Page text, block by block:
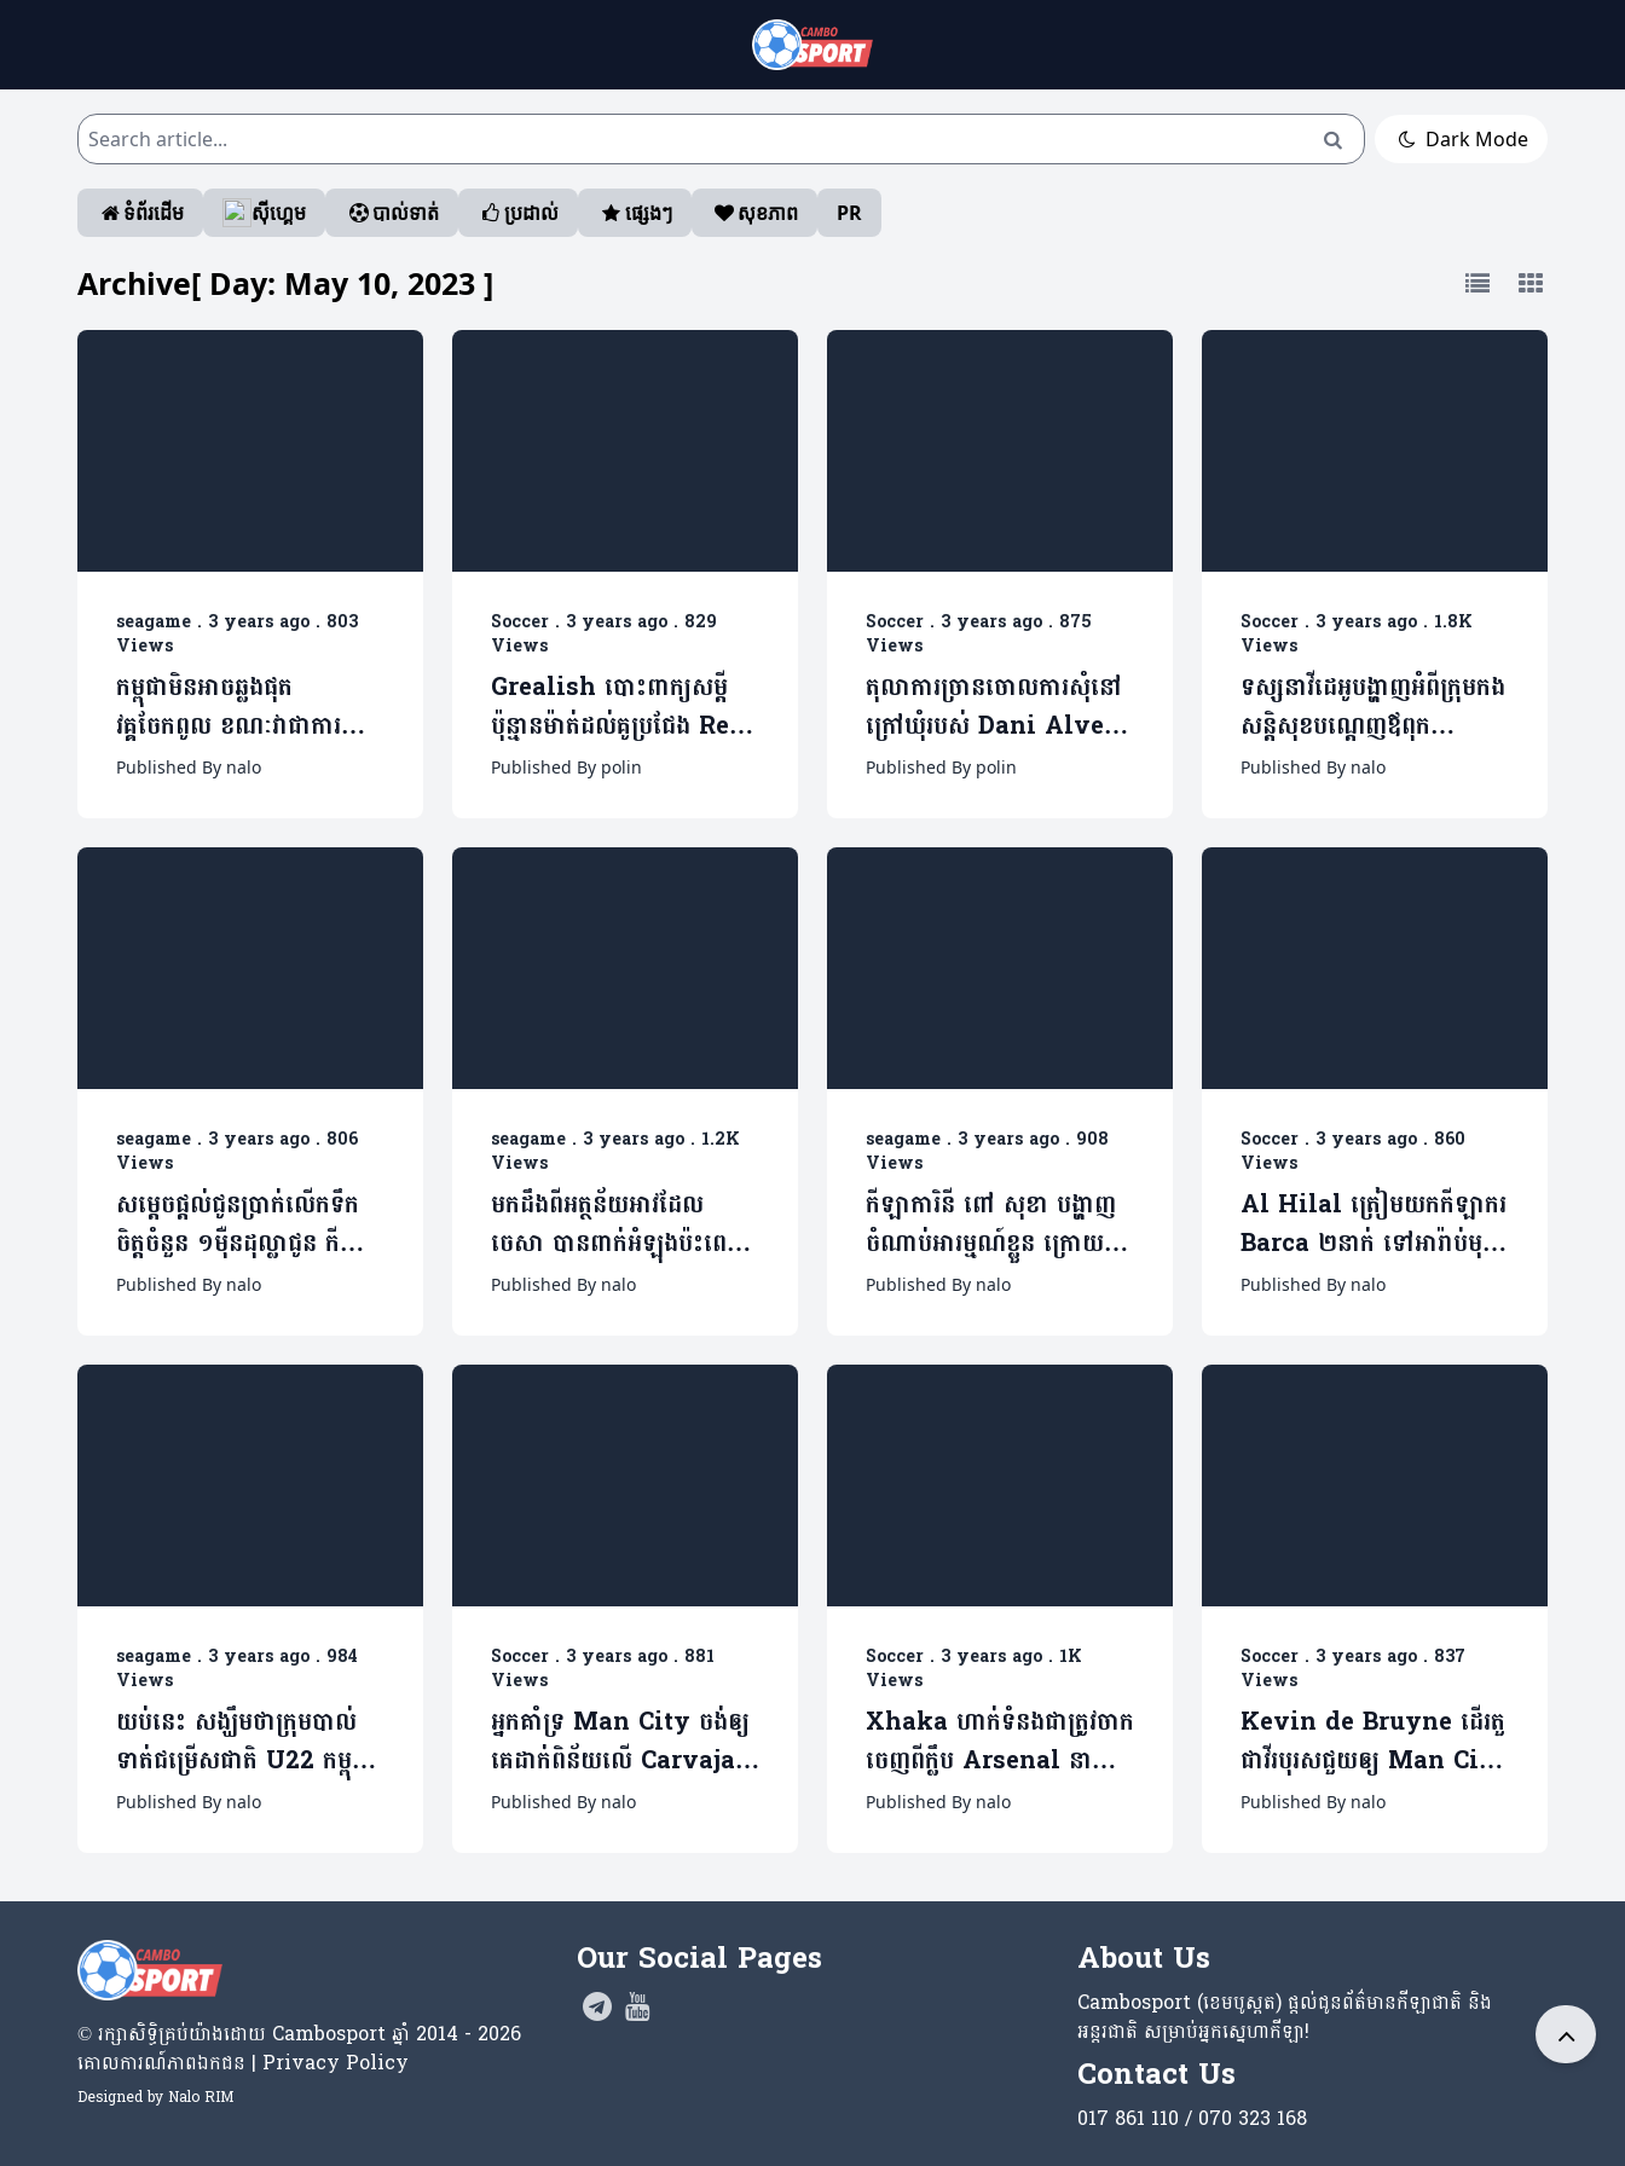
Dark Mode
ទំព័រដើម ស៊ីហ្គេម បាល់ទាត់ ប្រដាល់ ផ្សេងៗ សុខភាព PR
Archive[ Day: May 10, 2023 ]
seagame . 3 years ago . 803
Views
កម្ពុជាមិនអាចឆ្លងផុត
វគ្គចែកពូល ខណៈវាជាការ
ប្រកួតលើកចុងក្រោយរបស់
(មានវីដេអូ)
Published By nalo
Soccer . 3 years ago . 829
Views
Grealish បោះពាក្យសម្តី
ប៉ុន្មានម៉ាត់ដល់គូប្រជែង Real
Madrid មុនជំនួបជើងទីពីរ
Published By polin
Soccer . 3 years ago . 875
Views
តុលាការច្រានចោលការសុំនៅ
ក្រៅឃុំរបស់ Dani Alves
ជាលើកទីពីរ(មានវីដេអូ)
Published By polin
Soccer . 3 years ago . 1.8K
Views
ទស្សនាវីដេអូបង្ហាញអំពីក្រុមកង
សន្តិសុខបណ្តេញឪពុក
Haaland ចេញពីបន្ទប់
Published By nalo
seagame . 3 years ago . 806
Views
សម្តេចផ្តល់ជូនប្រាក់លើកទឹក
ចិត្តចំនួន ១មុឺនដុល្លាជូន កីឡា
ការិនី ប៊ូ សំណាង
Published By nalo
seagame . 3 years ago . 1.2K
Views
មកដឹងពីអត្ថន័យអាវដែល
ចេសា បានពាក់អំឡុងប៉ះពេល
ប្រកួតយកមេដាយមាស
Published By nalo
seagame . 3 years ago . 908
Views
កីឡាការិនី ពៅ សុខា បង្ហាញ
ចំណាប់អារម្មណ៍ខ្លួន ក្រោយ
ឈ្នះមេដាយ៥ម្នាក់ឯងនៅស៊ី
Published By nalo
Soccer . 3 years ago . 860
Views
Al Hilal ត្រៀមយកកីឡាករ
Barca ២នាក់ ទៅអារ៉ាប់មុន
Lionel Messi
Published By nalo
seagame . 3 years ago . 984
Views
យប់នេះ សង្ឃឹមថាក្រុមបាល់
ទាត់ជម្រើសជាតិ U22 កម្ពុជា
នឹងអាចយកឈ្នះក្រុមឥណ្ឌូនេស៊ី
Published By nalo
Soccer . 3 years ago . 881
Views
អ្នកគាំទ្រ Man City ចង់ឲ្យ
គេដាក់ពិន័យលើ Carvajal
ក្រោយរូបគេបានធ្វើរឿងមួយ
Published By nalo
Soccer . 3 years ago . 1K
Views
Xhaka ហាក់ទំនងជាត្រូវចាក
ចេញពីក្លឹប Arsenal នា
ពេលចប់រដូវកាល ខណៈក្លឹប
Published By nalo
Soccer . 3 years ago . 837
Views
Kevin de Bruyne ដើរតួ
ជាវីរបុរសជួយឲ្យ Man City
វាយបក Real Madrid ក្នុង
Published By nalo
© រក្សា​សិទ្ធិ​គ្រប់​យ៉ាង​ដោយ​ Cambosport ឆ្នាំ 2014 - 2026
គោលការណ៍​ភាព​ឯកជន | Privacy Policy
Designed by Nalo RIM
Our Social Pages About Us
Cambosport (ខេមបូស្ពត) ផ្តល់ជូនព័ត៌មានកីឡាជាតិ និង
អន្តរជាតិ សម្រាប់អ្នកស្នេហាកីឡា!
Contact Us
017 861 110 / 070 323 168